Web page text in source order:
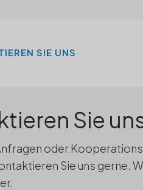
SIE UNS
Sie
oder
Sie uns gerne.